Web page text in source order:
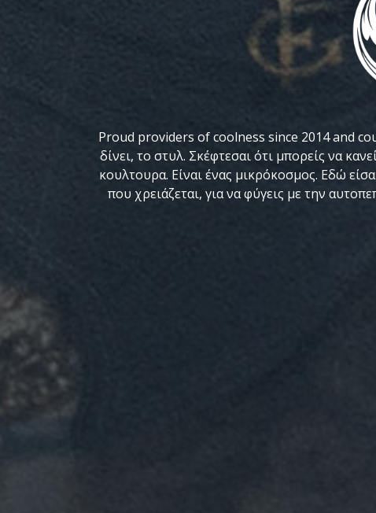
Proud providers of coolness since 2014 and
δίνει, το στυλ. Σκέφτεσαι ότι μπορείς να
κουλτουρα. Είναι ένας μικρόκοσμος. Εδώ
που χρειάζεται, για να φύγεις με την